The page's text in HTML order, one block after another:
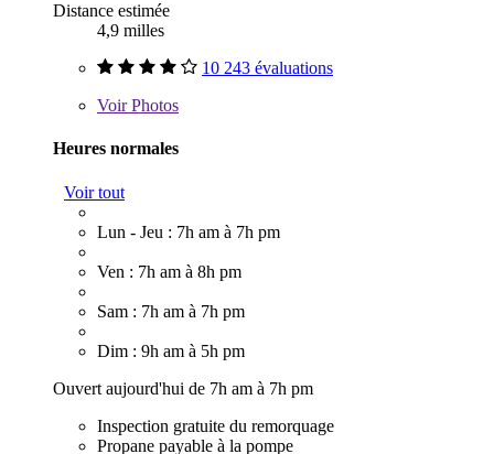
Distance estimée
4,9 milles
10 243 évaluations
VoirPhotos
Heures normales
Voir tout
Lun - Jeu : 7h am à 7h pm
Ven : 7h am à 8h pm
Sam : 7h am à 7h pm
Dim : 9h am à 5h pm
Ouvert aujourd'hui de 7h am à 7h pm
Inspection gratuite du remorquage
Propane payable à la pompe